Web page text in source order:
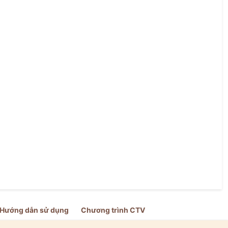
Hướng dẫn sử dụng Chương trình CTV